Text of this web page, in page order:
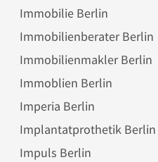
Immobilie Berlin
Immobilienberater Berlin
Immobilienmakler Berlin
Immoblien Berlin
Imperia Berlin
Implantatprothetik Berlin
Impuls Berlin